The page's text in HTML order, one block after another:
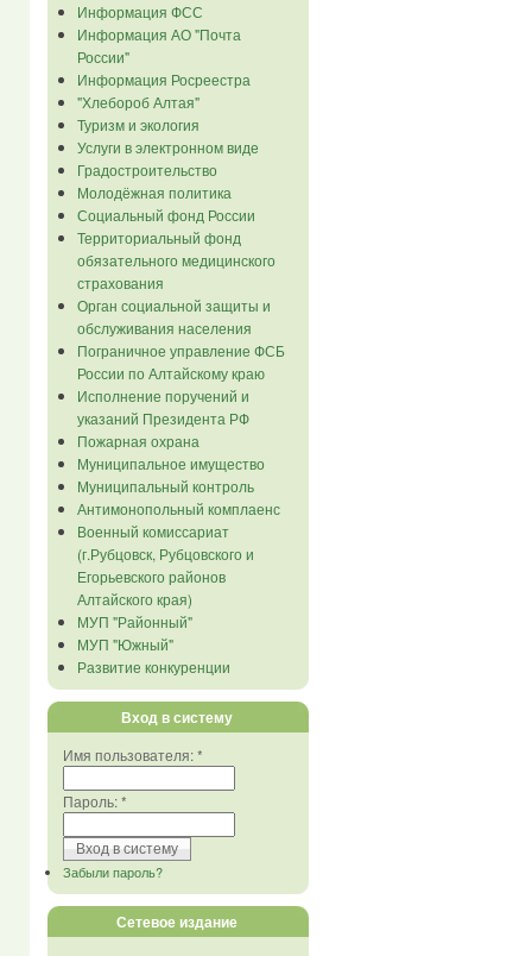
Информация ФСС
Информация АО "Почта
России"
Информация Росреестра
"Хлебороб Алтая"
Туризм и экология
Услуги в электронном виде
Градостроительство
Молодёжная политика
Социальный фонд России
Территориальный фонд
обязательного медицинского
страхования
Орган социальной защиты и
обслуживания населения
Пограничное управление ФСБ
России по Алтайскому краю
Исполнение поручений и
указаний Президента РФ
Пожарная охрана
Муниципальное имущество
Муниципальный контроль
Антимонопольный комплаенс
Военный комиссариат
(г.Рубцовск, Рубцовского и
Егорьевского районов
Алтайского края)
МУП "Районный"
МУП "Южный"
Развитие конкуренции
Вход в систему
Имя пользователя:*
Пароль:*
Забыли пароль?
Сетевое издание